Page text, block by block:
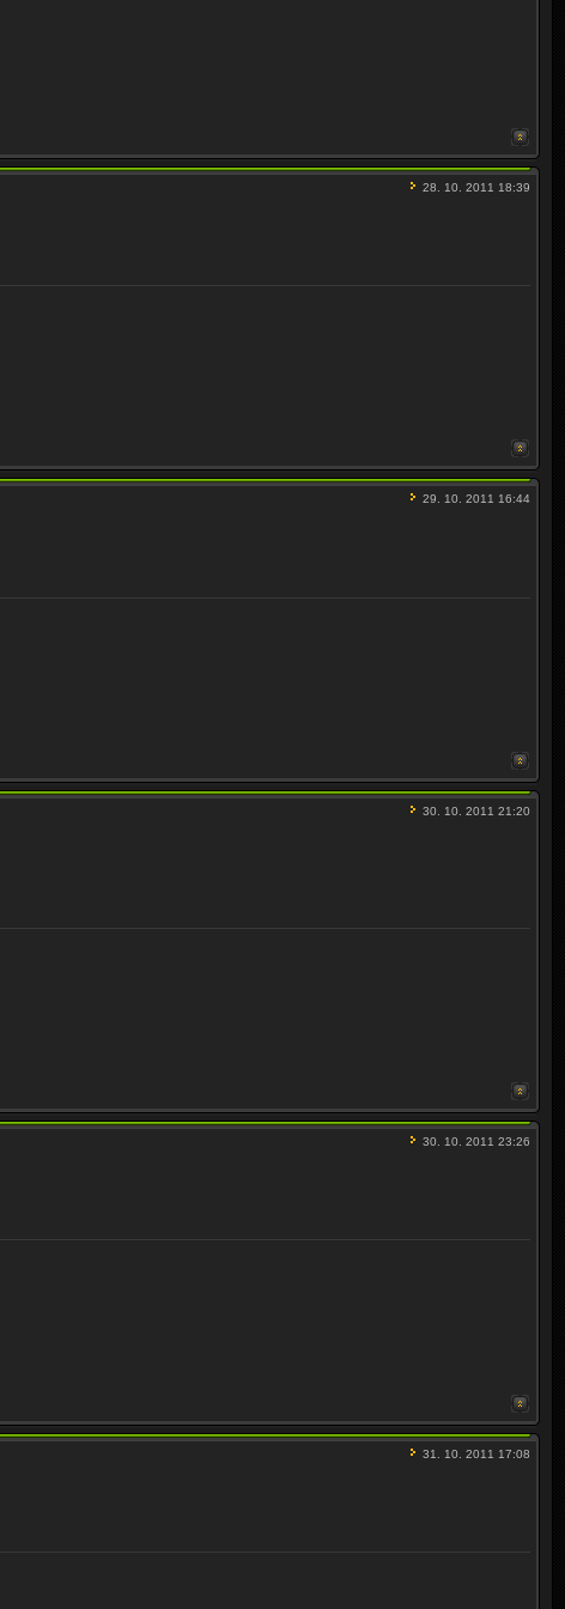
28. 10. 2011 18:39
29. 10. 2011 16:44
30. 10. 2011 21:20
30. 10. 2011 23:26
31. 10. 2011 17:08